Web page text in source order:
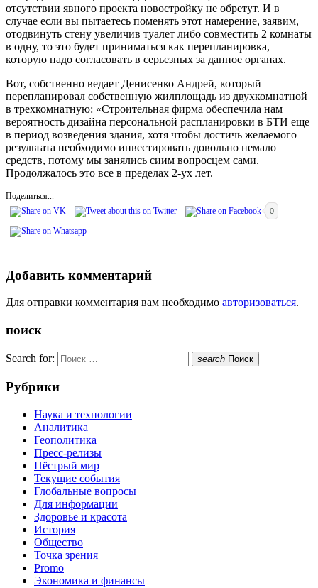
отсутствии явного проекта новостройку не обретут. И в
случае если вы пытаетесь поменять этот намерение, заявим,
отодвинуть стену увеличив туалет либо совместить 2 комнаты
в одну, то это будет приниматься как перепланировка,
которую надо согласовать в серьезных за данное органах.
Вот, собственно ведает Денисенко Андрей, который
перепланировал собственную жилплощадь из двухкомнатной
в трехкомнатную: «Строительная фирма обеспечила нам
вероятность дизайна персональной распланировки в БТИ еще
в период возведения здания, хотя чтобы достичь желаемого
результата необходимо инвестировать довольно немало
средств, потому мы занялись сиим вопросцем сами.
Продолжалось это все в пределах 2-ух лет.
Поделиться...
0
Добавить комментарий
Для отправки комментария вам необходимо авторизоваться.
поиск
Search for: search Поиск
Рубрики
Наука и технологии
Аналитика
Геополитика
Пресс-релизы
Пёстрый мир
Текущие события
Глобальные вопросы
Для информации
Здоровье и красота
История
Общество
Точка зрения
Promo
Экономика и финансы